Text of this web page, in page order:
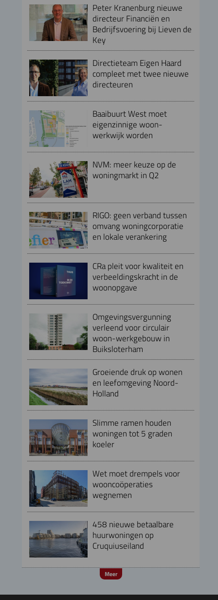
Peter Kranenburg nieuwe
directeur Financiën en
Bedrijfsvoering bij Lieven de
Key
Directieteam Eigen Haard
compleet met twee nieuwe
directeuren
Baaibuurt West moet
eigenzinnige woon-
werkwijk worden
NVM: meer keuze op de
woningmarkt in Q2
RIGO: geen verband tussen
omvang woningcorporatie
en lokale verankering
CRa pleit voor kwaliteit en
verbeeldingskracht in de
woonopgave
Omgevingsvergunning
verleend voor circulair
woon-werkgebouw in
Buiksloterham
Groeiende druk op wonen
en leefomgeving Noord-
Holland
Slimme ramen houden
woningen tot 5 graden
koeler
Wet moet drempels voor
wooncoöperaties
wegnemen
458 nieuwe betaalbare
huurwoningen op
Cruquiuseiland
Meer